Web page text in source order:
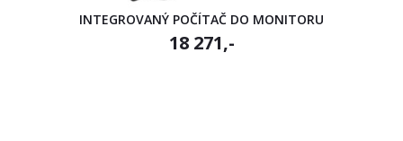
INTEGROVANÝ POČÍTAČ DO MONITORU
18 271,-